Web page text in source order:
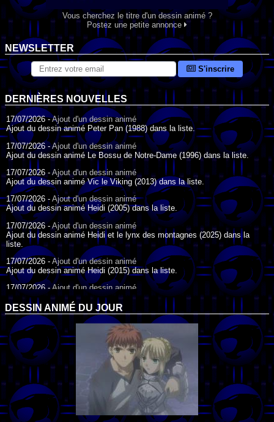
Vous cherchez le titre d'un dessin animé ?
Postez une petite annonce
NEWSLETTER
S'inscrire
DERNIÈRES NOUVELLES
17/07/2026 -Ajout d'un dessin animé
Ajout du dessin animé Peter Pan (1988) dans la liste.
17/07/2026 -Ajout d'un dessin animé
Ajout du dessin animé Le Bossu de Notre-Dame (1996) dans la liste.
17/07/2026 -Ajout d'un dessin animé
Ajout du dessin animé Vic le Viking (2013) dans la liste.
17/07/2026 - Ajout d'un dessin animé
Ajout du dessin animé Heidi (2005) dans la liste.
17/07/2026 -Ajout d'un dessin animé
Ajout du dessin animé Heidi et le lynx des montagnes (2025) dans la
liste.
17/07/2026 - Ajout d'un dessin animé
Ajout du dessin animé Heidi (2015) dans la liste.
17/07/2026 -Ajout d'un dessin animé
Ajout du dessin animé Heidi (1995) dans la liste.
09/07/2026 -Ajout d'un dessin animé
Ajout du dessin animé Genki l'Aventurier de la Chance (2006) dans la
liste.
04/07/2026 -Ajout d'un dessin animé
Ajout du dessin animé Vilain Petit Canard (2000) dans la liste.
04/07/2026 -
Ajout d'un dessin animé
Ajout du dessin animé Le Noël du vilain petit canard (2003) dans la liste.
DESSIN ANIMÉ DU JOUR